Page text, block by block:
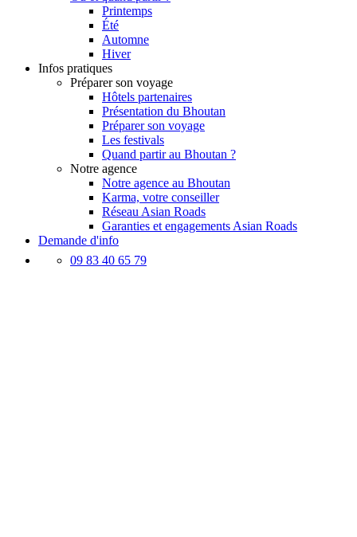
Printemps
Été
Automne
Hiver
Infos pratiques
Préparer son voyage
Hôtels partenaires
Présentation du Bhoutan
Préparer son voyage
Les festivals
Quand partir au Bhoutan ?
Notre agence
Notre agence au Bhoutan
Karma, votre conseiller
Réseau Asian Roads
Garanties et engagements Asian Roads
Demande d'info
09 83 40 65 79